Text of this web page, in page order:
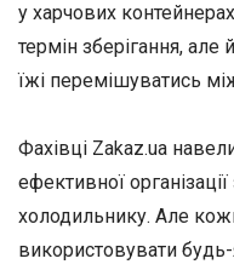
у харчових
термін зберігання, але
їжі перемішуватись
Фахівці Zakaz.ua
ефективної
холодильнику. Але
використовувати будь-